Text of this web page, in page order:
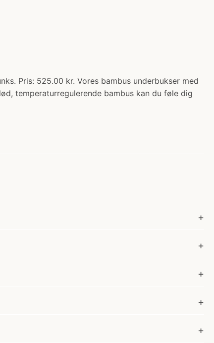
Pris: 525.00 kr. Vores bambus underbukser med
temperaturregulerende bambus kan du føle dig